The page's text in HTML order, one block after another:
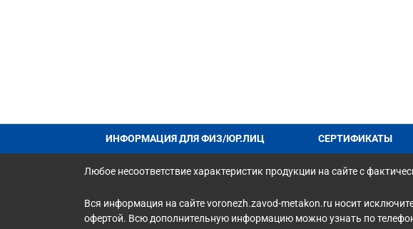
ИНФОРМАЦИЯ ДЛЯ ФИЗ/ЮР.ЛИЦ СЕРТИФИКАТЫ
Любое несоответствие характеристик продукции на сайте с
Вся информация на сайте voronezh.zavod-metakon.ru носит
офертой. Всю дополнительную информацию можно узнать по